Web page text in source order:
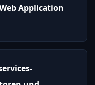
Application